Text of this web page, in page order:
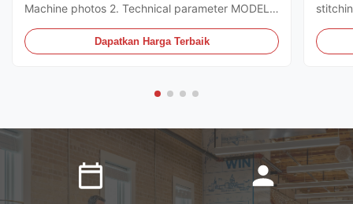
Machine photos 2. Technical parameter MODEL
COLOR 4 COLOR MNACHINE SIZE WALL BOARD
TO WALL BOARD SIZE
MACHINE DESIGN SPEED 200PCS ...
Dapatkan Harga Terbaik
the
can